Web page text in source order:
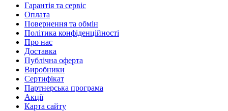
Гарантія та сервіс
Оплата
Повернення та обмін
Політика конфіденційності
Про нас
Доставка
Публічна оферта
Виробники
Сертифікат
Партнерська програма
Акції
Карта сайту